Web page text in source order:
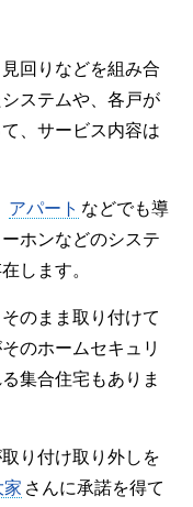
回りなどを組み合
ステムや、各戸が
、サービス内容は
アパート などでも導
ホンなどのシステ
します。
のまま取り付けて
のホームセキュリ
集合住宅もありま
り付け取り外しを
家 さんに承諾を得て